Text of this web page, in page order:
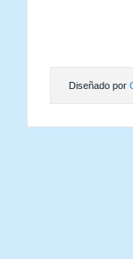
Diseñado por